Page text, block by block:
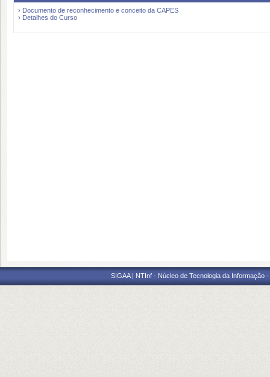
› Documento de reconhecimento e conceito da CAPES
› Detalhes do Curso
SIGAA | NTInf - Núcleo de Tecnologia da